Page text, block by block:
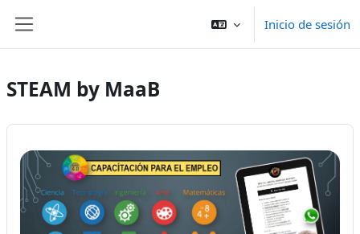
Inicio de sesión
STEAM by MaaB